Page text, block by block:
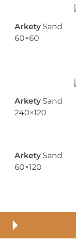
Arkety Sand
60×60
Arkety Sand
240×120
Arkety Sand
60×120